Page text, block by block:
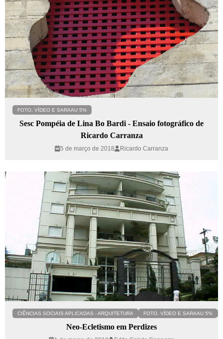
FOTO, VÍDEO E SARAAU 5%
Sesc Pompéia de Lina Bo Bardi - Ensaio fotográfico de
Ricardo Carranza
5 de março de 2018 Ricardo Carranza
CIÊNCIAS SOCIAIS APLICADAS - ARQUITETURA FOTO, VÍDEO E SARAAU 5%
Neo-Ecletismo em Perdizes